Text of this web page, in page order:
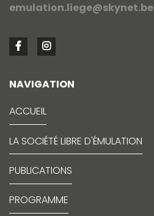
emulation.liege@skynet.be
NAVIGATION
ACCUEIL
LA SOCIÉTÉ LIBRE D'ÉMULATION
PUBLICATIONS
PROGRAMME